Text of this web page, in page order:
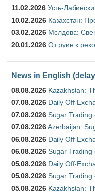
11.02.2026 Усть-
10.02.2026 Казахстан:
03.02.2026 Молдова:
20.01.2026 От руин к
News in English
08.08.2026 Kazakhstan:
07.08.2026 Daily Off-
07.08.2026 Sugar Trading
07.08.2026Azerbaijan:
06.08.2026 Daily Off-
06.08.2026 Sugar Trading
05.08.2026 Daily Off-
05.08.2026 Sugar Trading
05.08.2026 Kazakhstan: